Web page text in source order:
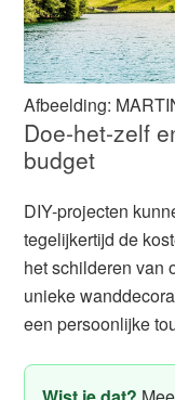
Afbeelding:
Doe-het-zelf
budget
DIY-projecten
tegelijkertijd de
het schilderen van
unieke
een persoonlijke